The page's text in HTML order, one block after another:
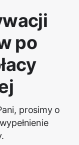
po
prosimy o